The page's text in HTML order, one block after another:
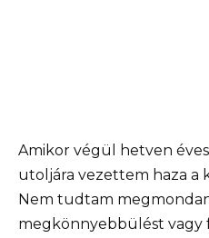
Amikor végül hetven
utoljára vezettem haza a
Nem tudtam
megkönnyebbülést vagy